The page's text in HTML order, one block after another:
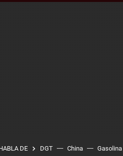
DE DGT China Gasolina